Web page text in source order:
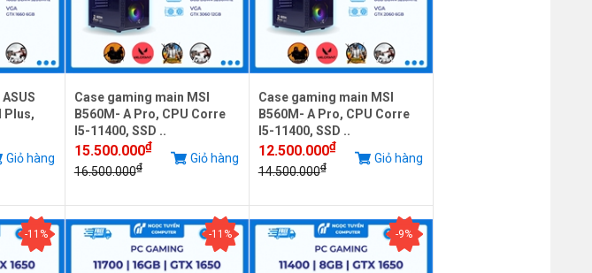
Plus,
Giỏ hàng
Case gaming main MSI
B560M- A Pro, CPU Corre
I5-11400, SSD ..
15.500.000₫
16.500.000₫
Giỏ hàng
Case gaming main MSI
B560M- A Pro, CPU Corre
I5-11400, SSD ..
12.500.000₫
14.500.000₫
Giỏ hàng
-11% -11% -9%